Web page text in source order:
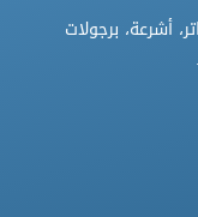
أشرعة، برجولات